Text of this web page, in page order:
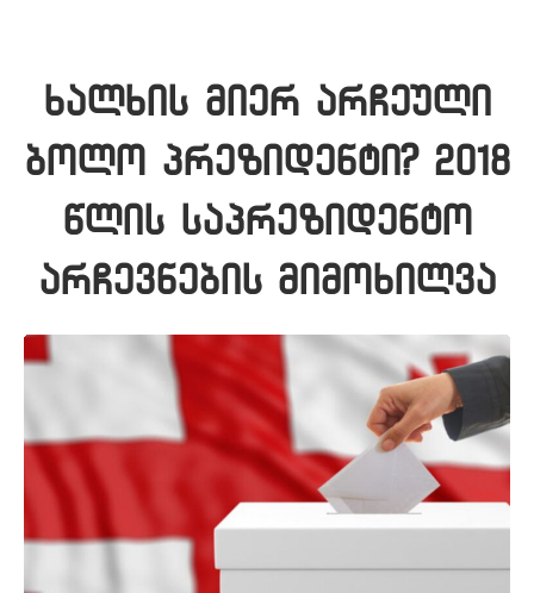
ხალხის მიერ არჩეული
ბოლო პრეზიდენტი? 2018
წლის საპრეზიდენტო
არჩევნების მიმოხილვა